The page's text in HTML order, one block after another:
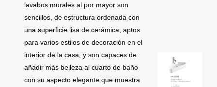
lavabos murales al por mayor son
sencillos, de estructura ordenada con
una superficie lisa de cerámica, aptos
para varios estilos de decoración en el
interior de la casa, y son capaces de
añadir más belleza al cuarto de baño
con su aspecto elegante que muestra